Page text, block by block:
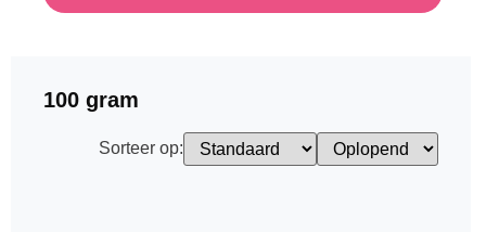
100 gram
Sorteer op: